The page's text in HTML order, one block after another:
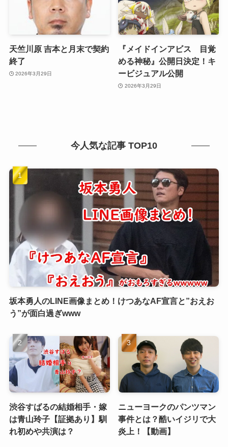
天竺川原 吉本と月末で契約
終了
2026年3月29日
『メイドインアビス 目覚
める神秘』公開日決定！キ
ービジュアル公開
2026年3月29日
今人気な記事 TOP10
坂本勇人のLINE画像まとめ！けつあなAF宣言と”おえお
う”が面白過ぎwww
渋谷すばるの結婚相手・嫁
は青山玲子【証拠あり】馴
れ初めや共演は？
ニューヨークのパンツマン
事件とは？酷いイジリで大
炎上！【動画】